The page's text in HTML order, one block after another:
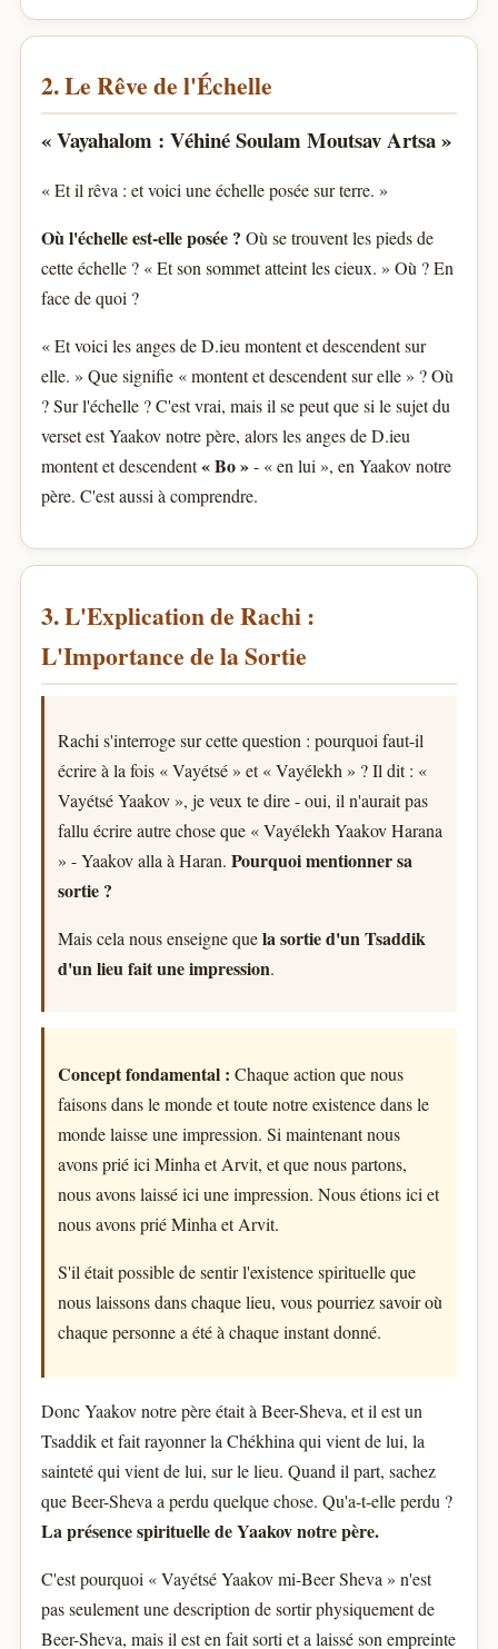
2. Le Rêve de l'Échelle
« Vayahalom : Véhiné Soulam Moutsav Artsa »
« Et il rêva : et voici une échelle posée sur terre. »
Où l'échelle est-elle posée ? Où se trouvent les pieds de
cette échelle ? « Et son sommet atteint les cieux. » Où ? En
face de quoi ?
« Et voici les anges de D.ieu montent et descendent sur
elle. » Que signifie « montent et descendent sur elle » ? Où
? Sur l'échelle ? C'est vrai, mais il se peut que si le sujet du
verset est Yaakov notre père, alors les anges de D.ieu
montent et descendent« Bo »- « en lui », en Yaakov notre
père. C'est aussi à comprendre.
3. L'Explication de Rachi :
L'Importance de la Sortie
Rachi s'interroge sur cette question : pourquoi faut-il
écrire à la fois « Vayétsé » et « Vayélekh » ? Il dit : «
Vayétsé Yaakov », je veux te dire - oui, il n'aurait pas
fallu écrire autre chose que « Vayélekh Yaakov Harana
» - Yaakov alla à Haran. Pourquoi mentionner sa
sortie ?
Mais cela nous enseigne quela sortie d'un Tsaddik
d'un lieu fait une impression.
Concept fondamental : Chaque action que nous
faisons dans le monde et toute notre existence dans le
monde laisse une impression. Si maintenant nous
avons prié ici Minha et Arvit, et que nous partons,
nous avons laissé ici une impression. Nous étions ici et
nous avons prié Minha et Arvit.
S'il était possible de sentir l'existence spirituelle que
nous laissons dans chaque lieu, vous pourriez savoir où
chaque personne a été à chaque instant donné.
Donc Yaakov notre père était à Beer-Sheva, et il est un
Tsaddik et fait rayonner la Chékhina qui vient de lui, la
sainteté qui vient de lui, sur le lieu. Quand il part, sachez
que Beer-Sheva a perdu quelque chose. Qu'a-t-elle perdu ?
La présence spirituelle de Yaakov notre père.
C'est pourquoi « Vayétsé Yaakov mi-Beer Sheva » n'est
pas seulement une description de sortir physiquement de
Beer-Sheva, mais il est en fait sorti et a laissé son empreinte